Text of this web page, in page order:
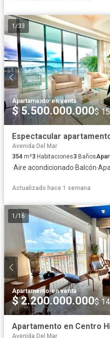
1 /33
Apartamento·en venta
$ 5.500.000.000$
Espectacular
Avenida Del Mar
354 m²3 Habitaciones3 Baños
·Aire acondicionado·Balcón·
Actualizado hace 1 semana
1 /16
Apartamento·en venta
$ 2.200.000.000$
Apartamento en Centro
Avenida Del Mar